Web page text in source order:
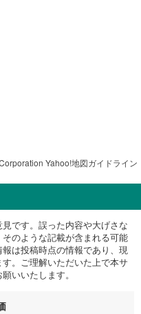
Yahoo!地図ガイドライン
です。誤った内容や大げさな
のような記載が含まれる可能
は投稿時点の情報であり、現
。ご理解いただいた上で本サ
いいたします。